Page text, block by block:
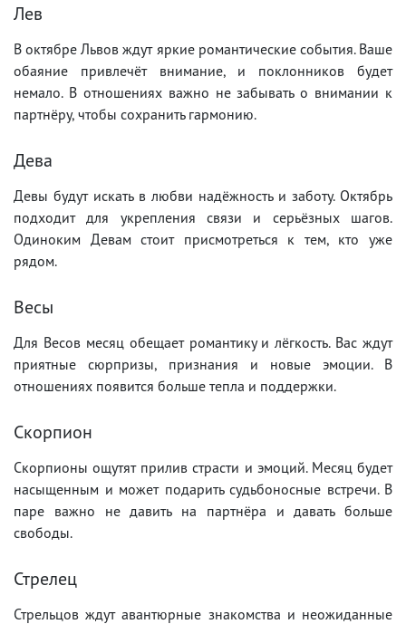
Лев
В октябре Львов ждут яркие романтические события. Ваше
обаяние привлечёт внимание, и поклонников будет
немало. В отношениях важно не забывать о внимании к
партнёру, чтобы сохранить гармонию.
Дева
Девы будут искать в любви надёжность и заботу. Октябрь
подходит для укрепления связи и серьёзных шагов.
Одиноким Девам стоит присмотреться к тем, кто уже
рядом.
Весы
Для Весов месяц обещает романтику и лёгкость. Вас ждут
приятные сюрпризы, признания и новые эмоции. В
отношениях появится больше тепла и поддержки.
Скорпион
Скорпионы ощутят прилив страсти и эмоций. Месяц будет
насыщенным и может подарить судьбоносные встречи. В
паре важно не давить на партнёра и давать больше
свободы.
Стрелец
Стрельцов ждут авантюрные знакомства и неожиданные